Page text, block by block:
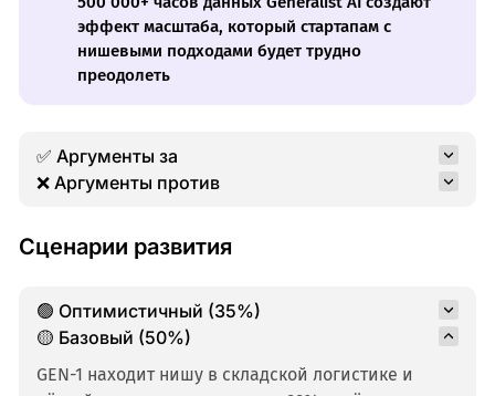
эффект масштаба, который стартапам с
нишевыми подходами будет трудно
преодолеть
✅ Аргументы за
❌ Аргументы против
Сценарии развития
🟢 Оптимистичный (35%)
🟡 Базовый (50%)
GEN-1 находит нишу в складской логистике и